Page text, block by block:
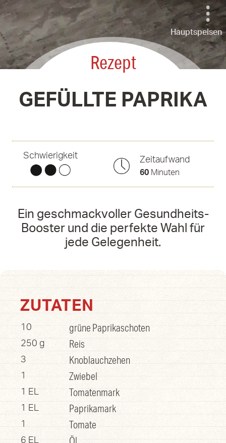
Hauptspeisen
Rezept
GEFÜLLTE PAPRIKA
Schwierigkeit Zeitaufwand
60Minuten
Ein geschmackvoller Gesundheits-
Booster und die perfekte Wahl für
jede Gelegenheit.
ZUTATEN
10 grüne Paprikaschoten
250 g Reis
3 Knoblauchzehen
1 Zwiebel
1 EL Tomatenmark
1 EL Paprikamark
1 Tomate
6 EL Öl